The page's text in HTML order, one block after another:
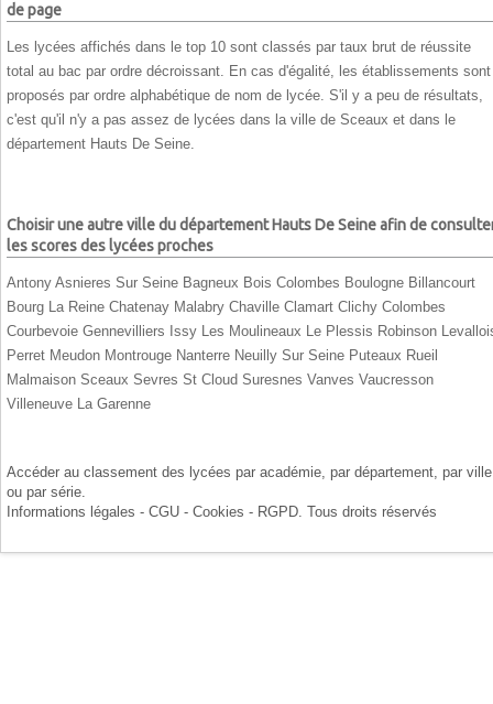
de page
Les lycées affichés dans le top 10 sont classés par taux brut de réussite
total au bac par ordre décroissant. En cas d'égalité, les établissements sont
proposés par ordre alphabétique de nom de lycée. S'il y a peu de résultats,
c'est qu'il n'y a pas assez de lycées dans la ville de Sceaux et dans le
département Hauts De Seine.
Choisir une autre ville du département Hauts De Seine afin de
les scores des lycées proches
Antony Asnieres Sur Seine Bagneux Bois Colombes Boulogne Billancourt
Bourg La Reine Chatenay Malabry Chaville Clamart Clichy Colombes
Courbevoie Gennevilliers Issy Les Moulineaux Le Plessis Robinson
Perret Meudon Montrouge Nanterre Neuilly Sur Seine Puteaux Rueil
Malmaison Sceaux Sevres St Cloud Suresnes Vanves Vaucresson
Villeneuve La Garenne
Accéder au classement des lycées par académie , par département , par ville
ou par série
Informations légales - CGU - Cookies - RGPD . Tous droits réservés